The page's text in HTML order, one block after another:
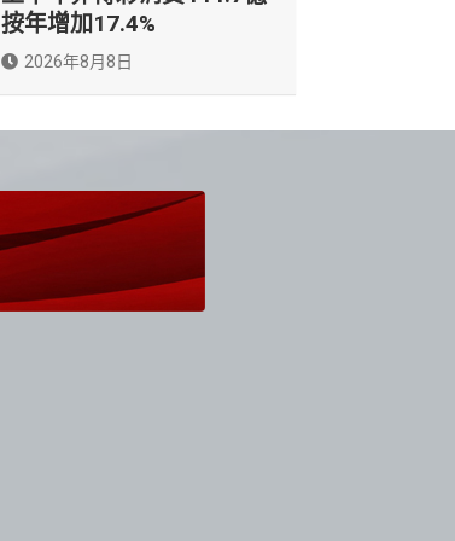
按年增加17.4%
2026年8月8日